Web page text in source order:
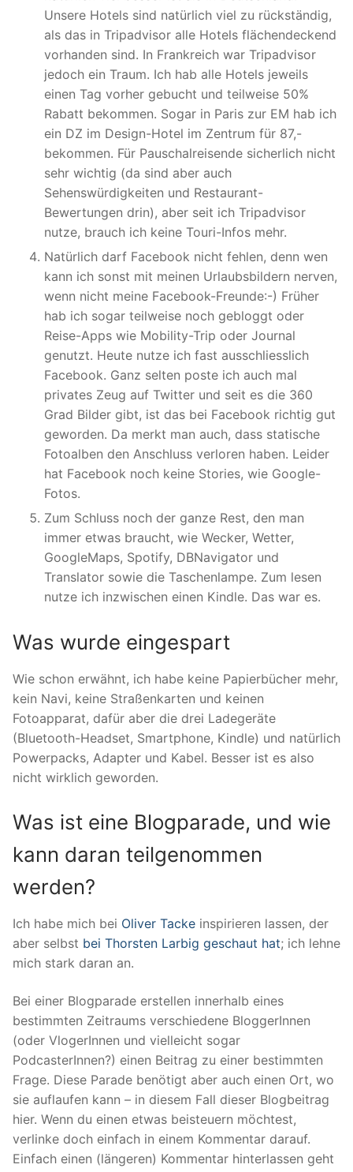
Unsere Hotels sind natürlich viel zu rückständig,
als das in Tripadvisor alle Hotels flächendeckend
vorhanden sind. In Frankreich war Tripadvisor
jedoch ein Traum. Ich hab alle Hotels jeweils
einen Tag vorher gebucht und teilweise 50%
Rabatt bekommen. Sogar in Paris zur EM hab ich
ein DZ im Design-Hotel im Zentrum für 87,-
bekommen. Für Pauschalreisende sicherlich nicht
sehr wichtig (da sind aber auch
Sehenswürdigkeiten und Restaurant-
Bewertungen drin), aber seit ich Tripadvisor
nutze, brauch ich keine Touri-Infos mehr.
Natürlich darf Facebook nicht fehlen, denn wen
kann ich sonst mit meinen Urlaubsbildern nerven,
wenn nicht meine Facebook-Freunde:-) Früher
hab ich sogar teilweise noch gebloggt oder
Reise-Apps wie Mobility-Trip oder Journal
genutzt. Heute nutze ich fast ausschliesslich
Facebook. Ganz selten poste ich auch mal
privates Zeug auf Twitter und seit es die 360
Grad Bilder gibt, ist das bei Facebook richtig gut
geworden. Da merkt man auch, dass statische
Fotoalben den Anschluss verloren haben. Leider
hat Facebook noch keine Stories, wie Google-
Fotos.
Zum Schluss noch der ganze Rest, den man
immer etwas braucht, wie Wecker, Wetter,
GoogleMaps, Spotify, DBNavigator und
Translator sowie die Taschenlampe. Zum lesen
nutze ich inzwischen einen Kindle. Das war es.
Was wurde eingespart
Wie schon erwähnt, ich habe keine Papierbücher mehr,
kein Navi, keine Straßenkarten und keinen
Fotoapparat, dafür aber die drei Ladegeräte
(Bluetooth-Headset, Smartphone, Kindle) und natürlich
Powerpacks, Adapter und Kabel. Besser ist es also
nicht wirklich geworden.
Was ist eine Blogparade, und wie
kann daran teilgenommen
werden?
Ich habe mich bei Oliver Tacke inspirieren lassen, der
aber selbst bei Thorsten Larbig geschaut hat; ich lehne
mich stark daran an.
Bei einer Blogparade erstellen innerhalb eines
bestimmten Zeitraums verschiedene BloggerInnen
(oder VlogerInnen und vielleicht sogar
PodcasterInnen?) einen Beitrag zu einer bestimmten
Frage. Diese Parade benötigt aber auch einen Ort, wo
sie auflaufen kann – in diesem Fall dieser Blogbeitrag
hier. Wenn du einen etwas beisteuern möchtest,
verlinke doch einfach in einem Kommentar darauf.
Einfach einen (längeren) Kommentar hinterlassen geht